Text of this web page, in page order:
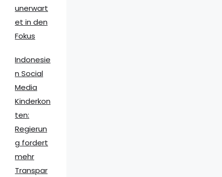
unerwart
et in den
Fokus
Indonesie
n Social
Media
Kinderkon
ten:
Regierun
g fordert
mehr
Transpar